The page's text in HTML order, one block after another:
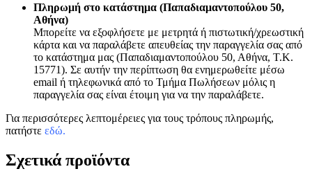
Πληρωμή στο κατάστημα (Παπαδιαμαντοπούλου 50,
Αθήνα)
Μπορείτε να εξοφλήσετε με μετρητά ή πιστωτική/χρεωστική
κάρτα και να παραλάβετε απευθείας την παραγγελία σας από
το κατάστημα μας (Παπαδιαμαντοπούλου 50, Αθήνα, Τ.Κ.
15771). Σε αυτήν την περίπτωση θα ενημερωθείτε μέσω
email ή τηλεφωνικά από το Τμήμα Πωλήσεων μόλις η
παραγγελία σας είναι έτοιμη για να την παραλάβετε.
Για περισσότερες λεπτομέρειες για τους τρόπους πληρωμής,
πατήστε εδώ.
Σχετικά προϊόντα